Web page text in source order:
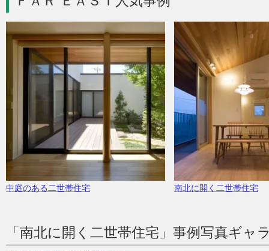
中庭のある二世帯住宅 南北に開く二世帯住宅
「南北に開く二世帯住宅」事例写真ギャ